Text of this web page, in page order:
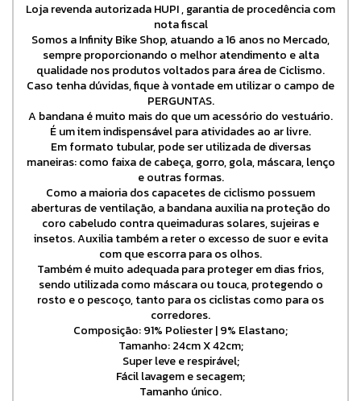
Loja revenda autorizada HUPI , garantia de procedência com
nota fiscal
Somos a Infinity Bike Shop, atuando a 16 anos no Mercado,
sempre proporcionando o melhor atendimento e alta
qualidade nos produtos voltados para área de Ciclismo.
Caso tenha dúvidas, fique à vontade em utilizar o campo de
PERGUNTAS.
A bandana é muito mais do que um acessório do vestuário.
É um item indispensável para atividades ao ar livre.
Em formato tubular, pode ser utilizada de diversas
maneiras: como faixa de cabeça, gorro, gola, máscara, lenço
e outras formas.
Como a maioria dos capacetes de ciclismo possuem
aberturas de ventilação, a bandana auxilia na proteção do
coro cabeludo contra queimaduras solares, sujeiras e
insetos. Auxilia também a reter o excesso de suor e evita
com que escorra para os olhos.
Também é muito adequada para proteger em dias frios,
sendo utilizada como máscara ou touca, protegendo o
rosto e o pescoço, tanto para os ciclistas como para os
corredores.
Composição: 91% Poliester | 9% Elastano;
Tamanho: 24cm X 42cm;
Super leve e respirável;
Fácil lavagem e secagem;
Tamanho único.